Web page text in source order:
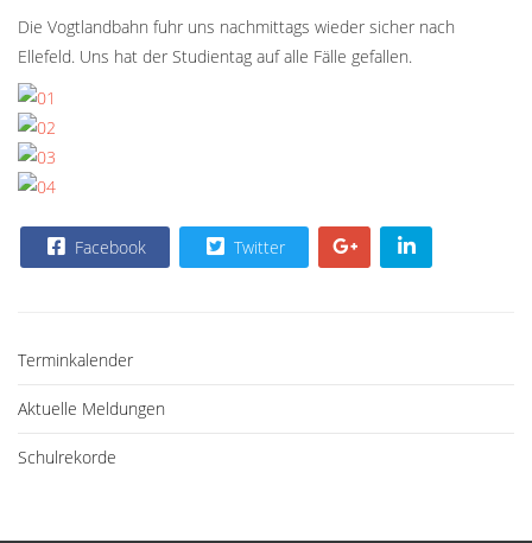
Die Vogtlandbahn fuhr uns nachmittags wieder sicher nach
Ellefeld. Uns hat der Studientag auf alle Fälle gefallen.
Facebook Twitter
Terminkalender
Aktuelle Meldungen
Schulrekorde